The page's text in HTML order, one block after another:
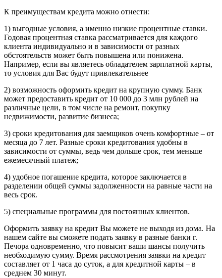
К преимуществам кредита можно отнести:
1) выгодные условия, а именно низкие процентные ставки.
Годовая процентная ставка рассматривается для каждого
клиента индивидуально и в зависимости от разных
обстоятельств может быть повышена или понижена.
Например, если вы являетесь обладателем зарплатной карты,
то условия для Вас будут привлекательнее
2) возможность оформить кредит на крупную сумму. Банк
может предоставить кредит от 10 000 до 3 млн рублей на
различные цели, в том числе на ремонт, покупку
недвижимости, развитие бизнеса;
3) сроки кредитования для заемщиков очень комфортные – от
месяца до 7 лет. Разные сроки кредитования удобны в
зависимости от суммы, ведь чем дольше срок, тем меньше
ежемесячный платеж;
4) удобное погашение кредита, которое заключается в
разделении общей суммы задолженности на равные части на
весь срок.
5) специальные программы для постоянных клиентов.
Оформить заявку на кредит Вы можете не выходя из дома. На
нашем сайте вы сможете подать заявку в разные банки г.
Печора одновременно, что повысит ваши шансы получить
необходимую сумму. Время рассмотрения заявки на кредит
составляет от 1 часа до суток, а для кредитной карты – в
среднем 30 минут.